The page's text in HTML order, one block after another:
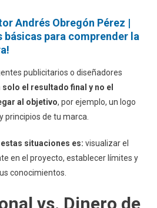
Andrés Obregón Pérez |
básicas para comprender la
publicitarios o diseñadores
solo el resultado final y no el
al objetivo, por ejemplo, un logo
principios de tu marca.
situaciones es: visualizar el
en el proyecto, establecer límites y
conocimientos.
vs. Dinero de